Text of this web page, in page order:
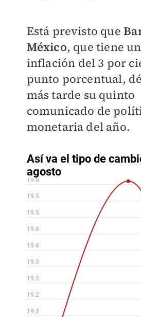
Está previsto que
México, que tiene
inflación del 3 por
punto porcentual,
más tarde su quinto
comunicado de
monetaria del año.